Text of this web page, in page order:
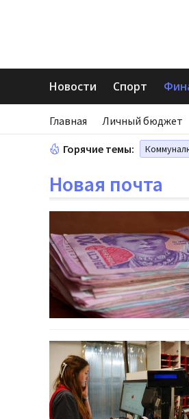
Новости Спорт
Главная Личный бюджет
Горячие темы:
Новая почта